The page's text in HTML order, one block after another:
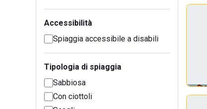
Accessibilità
Spiaggia accessibile a disabili
Tipologia di spiaggia
Sabbiosa
Con ciottoli